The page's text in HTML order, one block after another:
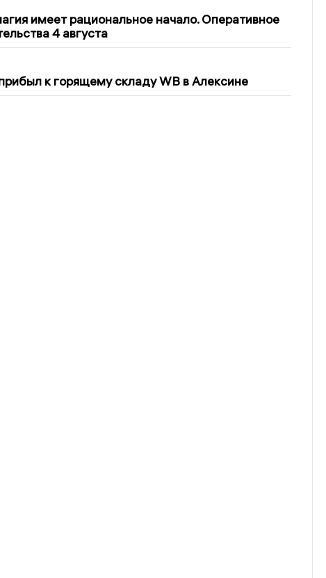
имеет рациональное начало. Оперативное
4 августа
к горящему складу WB в Алексине